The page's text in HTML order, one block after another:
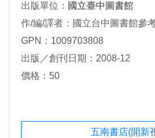
出版單位： 國立臺中圖書館
作/編/譯者：國立台中圖書館參
GPN：1009703808
出版／創刊日期：2008-12
價格：50
五南書店(開新